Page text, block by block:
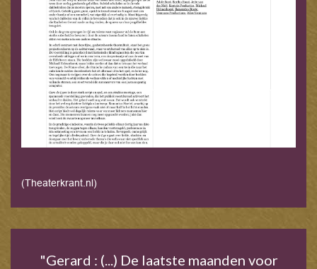
(Theaterkrant.nl)
"Gerard : (...) De laatste maanden voor